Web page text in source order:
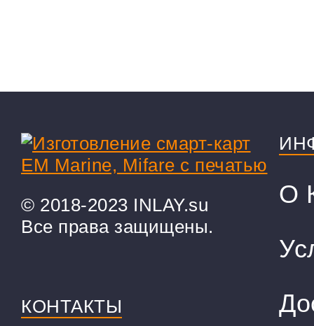
© 2018-2023 INLAY.su
Все права защищены.
КОНТАКТЫ
О